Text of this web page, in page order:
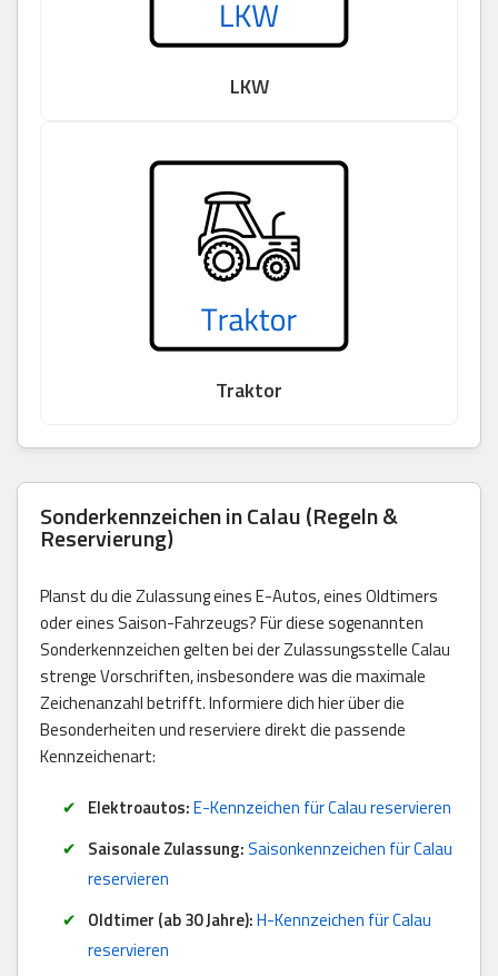
LKW
Traktor
Sonderkennzeichen in Calau (Regeln &
Reservierung)
Planst du die Zulassung eines E-Autos, eines Oldtimers
oder eines Saison-Fahrzeugs? Für diese sogenannten
Sonderkennzeichen gelten bei der Zulassungsstelle Calau
strenge Vorschriften, insbesondere was die maximale
Zeichenanzahl betrifft. Informiere dich hier über die
Besonderheiten und reserviere direkt die passende
Kennzeichenart:
Elektroautos:E-Kennzeichen für Calau reservieren
Saisonale Zulassung:Saisonkennzeichen für Calau
reservieren
Oldtimer (ab 30 Jahre):H-Kennzeichen für Calau
reservieren